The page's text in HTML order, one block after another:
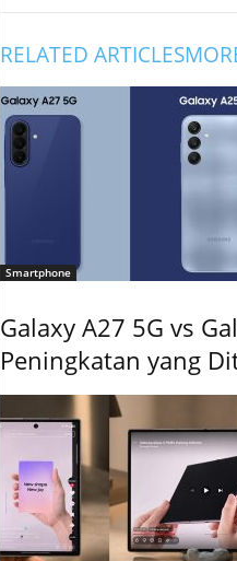
RELATED ARTICLES
Smartphone
Galaxy A27 5G vs
Peningkatan yang